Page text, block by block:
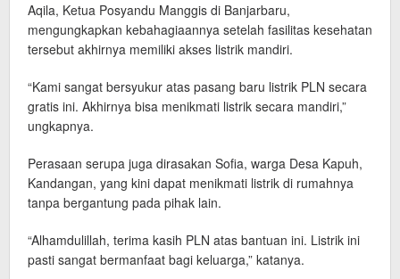
Aqila, Ketua Posyandu Manggis di Banjarbaru,
mengungkapkan kebahagiaannya setelah fasilitas kesehatan
tersebut akhirnya memiliki akses listrik mandiri.
“Kami sangat bersyukur atas pasang baru listrik PLN secara
gratis ini. Akhirnya bisa menikmati listrik secara mandiri,”
ungkapnya.
Perasaan serupa juga dirasakan Sofia, warga Desa Kapuh,
Kandangan, yang kini dapat menikmati listrik di rumahnya
tanpa bergantung pada pihak lain.
“Alhamdulillah, terima kasih PLN atas bantuan ini. Listrik ini
pasti sangat bermanfaat bagi keluarga,” katanya.